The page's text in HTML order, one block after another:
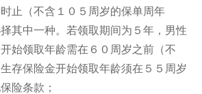
止（不含１０５周岁的保单周年
其中一种。若领取期间为５年，男性
始领取年龄需在６０周岁之前（不
存保险金开始领取年龄须在５５周岁
险条款；